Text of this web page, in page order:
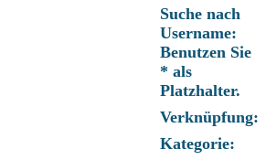
Suche nach
Username:
Benutzen Sie
* als
Platzhalter.
Verknüpfung:
Kategorie: